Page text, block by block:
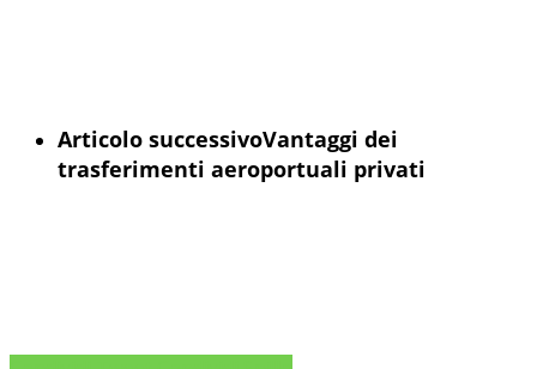
Articolo successivoVantaggi dei
trasferimenti aeroportuali privati